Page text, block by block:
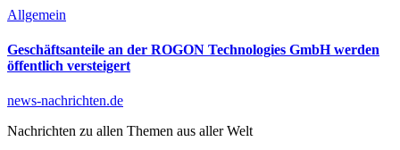
Allgemein
Geschäftsanteile an der ROGON Technologies GmbH werden
öffentlich versteigert
news-nachrichten.de
Nachrichten zu allen Themen aus aller Welt